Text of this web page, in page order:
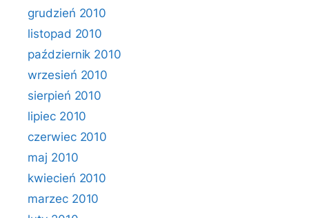
grudzień 2010
listopad 2010
październik 2010
wrzesień 2010
sierpień 2010
lipiec 2010
czerwiec 2010
maj 2010
kwiecień 2010
marzec 2010